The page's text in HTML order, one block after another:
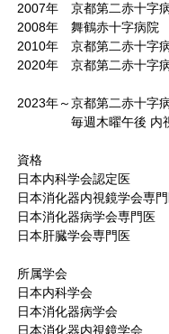
2007年 京都第二赤十字
2008年 舞鶴赤十字病院
2010年 京都第二赤十字
2020年 京都第二赤十
2023年～京都第二赤十字
毎週木曜午後 内視
資格
日本内科学会認定医
日本消化器内視鏡学会専
日本消化器病学会専門医
日本肝臓学会専門医
所属学会
日本内科学会
日本消化器病学会
日本消化器内視鏡学会